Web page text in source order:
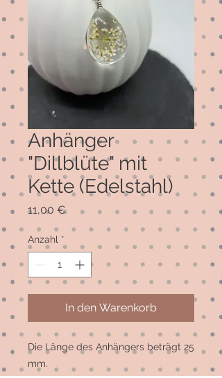
Anhänger
"Dillblüte" mit
Kette (Edelstahl)
11,00 €Preis
Anzahl *
In den Warenkorb
Die Länge des Anhängers beträgt 25
mm.